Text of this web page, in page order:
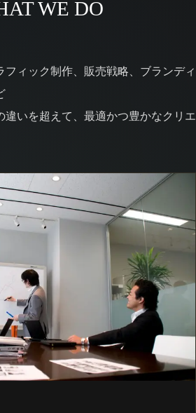
WE DO
フィック制作、販売戦略、ブランディ
違いを超えて、最適かつ豊かなクリエ